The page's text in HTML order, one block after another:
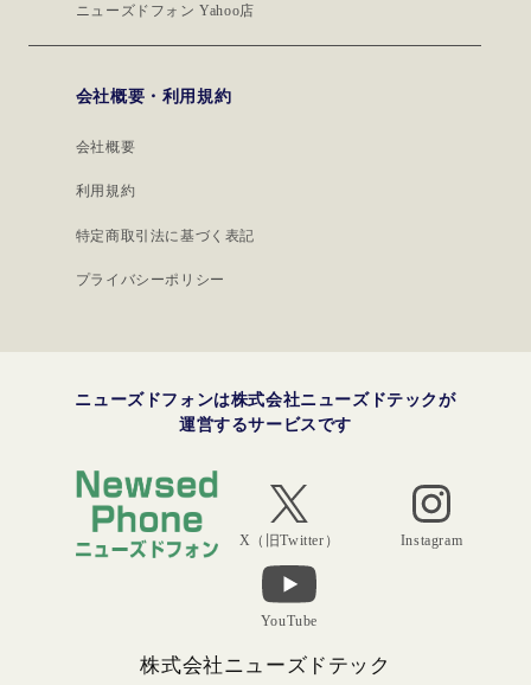
ニューズドフォン Yahoo店
会社概要・利用規約
会社概要
利用規約
特定商取引法に基づく表記
プライバシーポリシー
ニューズドフォンは株式会社ニューズドテックが
運営するサービスです
X（旧Twitter） Instagram
YouTube
株式会社ニューズドテック